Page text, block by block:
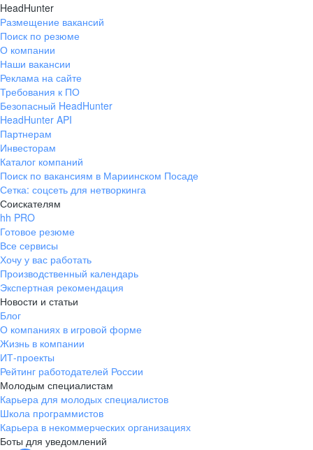
HeadHunter
Размещение вакансий
Поиск по резюме
О компании
Наши вакансии
Реклама на сайте
Требования к ПО
Безопасный HeadHunter
HeadHunter API
Партнерам
Инвесторам
Каталог компаний
Поиск по вакансиям в Мариинском Посаде
Сетка: соцсеть для нетворкинга
Соискателям
hh PRO
Готовое резюме
Все сервисы
Хочу у вас работать
Производственный календарь
Экспертная рекомендация
Новости и статьи
Блог
О компаниях в игровой форме
Жизнь в компании
ИТ-проекты
Рейтинг работодателей России
Молодым специалистам
Карьера для молодых специалистов
Школа программистов
Карьера в некоммерческих организациях
Боты для уведомлений